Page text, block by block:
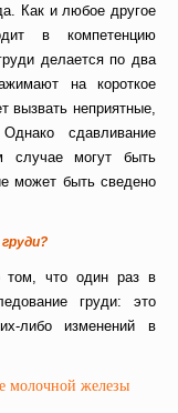
Как и любое другое
в компетенцию
делается по два
на короткое
неприятные,
сдавливание
случае могут быть
может быть сведено
том, что один раз в
груди: это
либо изменений в
молочной железы